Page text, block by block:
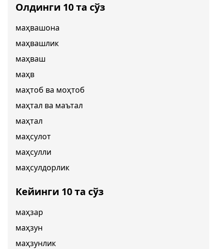
Олдинги 10 та сўз
маҳвашона
маҳвашлик
маҳваш
маҳв
маҳтоб ва моҳтоб
маҳтал ва маътал
маҳтал
маҳсулот
маҳсулли
маҳсулдорлик
Кейинги 10 та сўз
маҳзар
маҳзун
маҳзунлик